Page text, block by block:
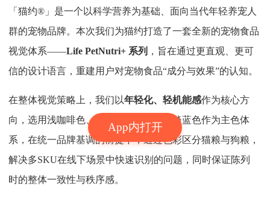
App内打开
「猫约®」是一个以科学营养为基础、面向当代年轻养宠人
群的宠物品牌。本次我们为猫约打造了一套全新的宠物食品
视觉体系——Life PetNutri+ 系列 ，旨在通过更直观、更可
信的设计语言，重建用户对宠物食品“成分与效果”的认知。
在整体视觉策略上，我们以年轻化、轻机能感作为核心方
向，选用浅咖啡色、浅粉色、薄荷绿与淡蓝色作为主色体
系，在统一品牌基调的前提下，通过色彩区分猫粮与狗粮，
解决多SKU在线下场景中快速识别的问题，同时保证陈列
时的整体一致性与秩序感。